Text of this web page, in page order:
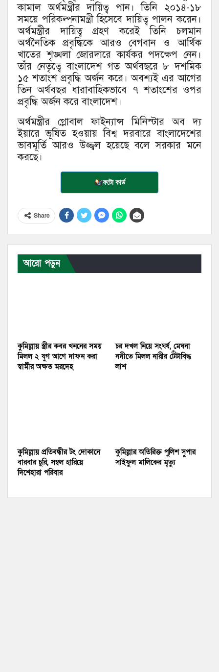
কামাল অর্থমন্ত্রীর দায়িত্ব পান। তিনি ২০১৪-১৮
সময়ে পরিকল্পনামন্ত্রী হিসেবে দায়িত্ব পালন করেন।
অর্থমন্ত্রীর দায়িত্ব গ্রহণ করেই তিনি চলমান
অর্থনৈতিক প্রবৃদ্ধিকে আরও বেগবান ও আর্থিক
খাতের শৃঙ্খলা জোরদারে কার্যকর পদক্ষেপ নেন।
তাঁর নেতৃত্বে বাংলাদেশ গত অর্থবছরে ৮ দশমিক
১৫ শতাংশ প্রবৃদ্ধি অর্জন করে। অবশ্যই এর আগের
তিন অর্থবছর ধারাবাহিকভাবে ৭ শতাংশের ওপর
প্রবৃদ্ধি অর্জন করে বাংলাদেশ।
অর্থমন্ত্রীর গ্লোবাল ফাইন্যান্স মিনিস্টার অব দ্য
ইয়ারে ভূষিত হওয়ায় বিশ্ব দরবারে বাংলাদেশের
ভাবমূর্তি আরও উজ্জ্বল হয়েছে বলে সরকার মনে
করছে।
ফটো কার্ড
Share
আরো পড়ুন
কুমিল্লায় স্ত্রীর কবর খননের সময়
মিলল ২ যুগ আগে দাফন করা
স্বামীর অক্ষত মরদেহ
চর দখল নিয়ে সংঘর্ষ, মেঘনা
নদীতে মিলল নারীর টেঁটাবিদ্ধ
লাশ
কুমিল্লায় প্রতিবন্ধীর টং দোকানে
বারবার চুরি, সম্বল হারিয়ে
দিশেহারা পরিবার
কুমিল্লার অতিরিক্ত পুলিশ সুপার
সাইফুল মালিকের মৃত্যু